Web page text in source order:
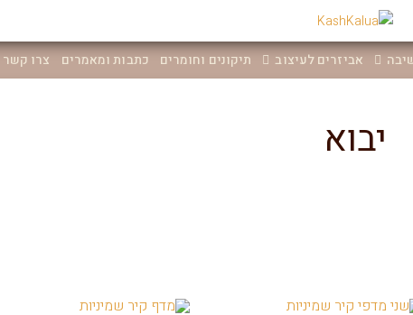
אביזרים לעיצוב תיקונים וחומרים כתבות ומאמרים צרו קשר
יבוא